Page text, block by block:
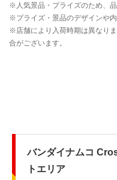
バンダイナムコ
トエリア